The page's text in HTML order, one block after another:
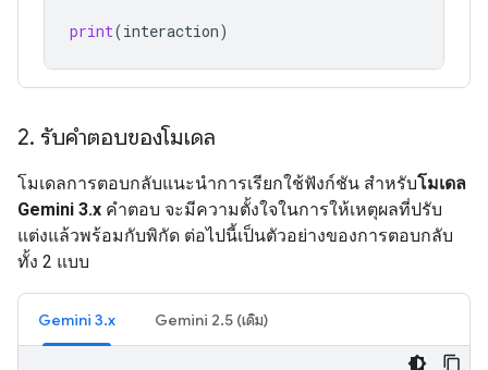
print(interaction)
2. รับคำตอบของโมเดล
โมเดลการตอบกลับแนะนำการเรียกใช้ฟังก์ชัน สำหรับโมเดล
Gemini 3.x คำตอบ จะมีความตั้งใจในการให้เหตุผลที่ปรับ
แต่งแล้วพร้อมกับพิกัด ต่อไปนี้เป็นตัวอย่างของการตอบกลับ
ทั้ง 2 แบบ
Gemini 3.x Gemini 2.5 (เดิม)